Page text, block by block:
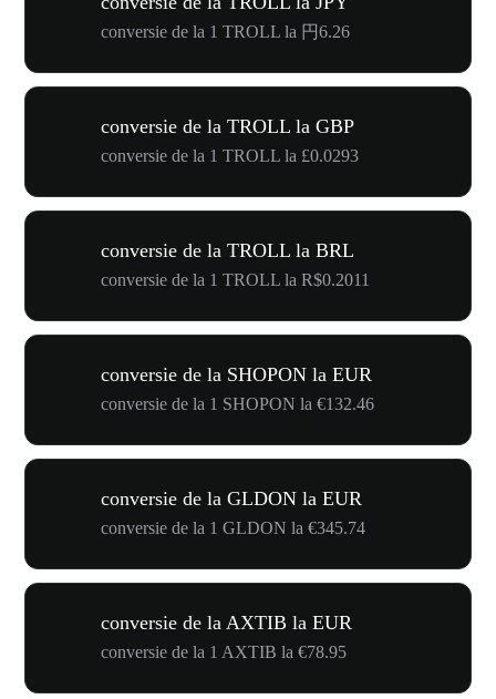
conversie de la 1 TROLL la 円6.26
conversie de la TROLL la GBP
conversie de la 1 TROLL la £0.0293
conversie de la TROLL la BRL
conversie de la 1 TROLL la R$0.2011
conversie de la SHOPON la EUR
conversie de la 1 SHOPON la €132.46
conversie de la GLDON la EUR
conversie de la 1 GLDON la €345.74
conversie de la AXTIB la EUR
conversie de la 1 AXTIB la €78.95